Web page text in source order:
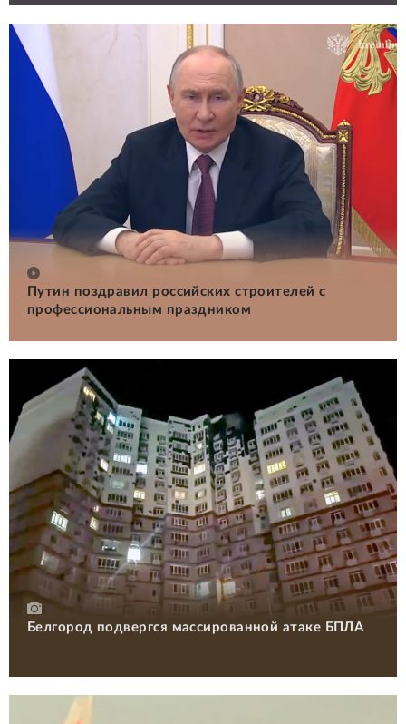
Путин поздравил российских строителей с
профессиональным праздником
Белгород подвергся массированной атаке БПЛА